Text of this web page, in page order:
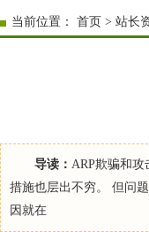
当前位置： 首页 > 站长
导读： ARP欺骗和
措施也层出不穷。 但问
因就在